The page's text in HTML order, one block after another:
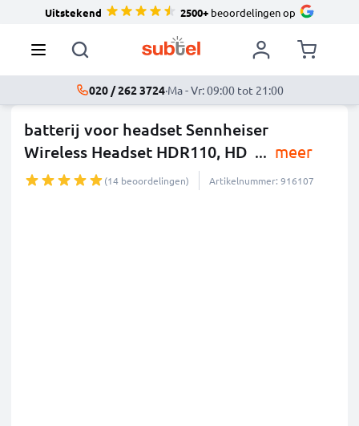
Uitstekend 2500+beoordelingen op
020 / 262 3724·Ma - Vr: 09:00 tot 21:00
batterij voor headset Sennheiser
Wireless Headset HDR110, HD ... meer
(14 beoordelingen) Artikelnummer: 916107